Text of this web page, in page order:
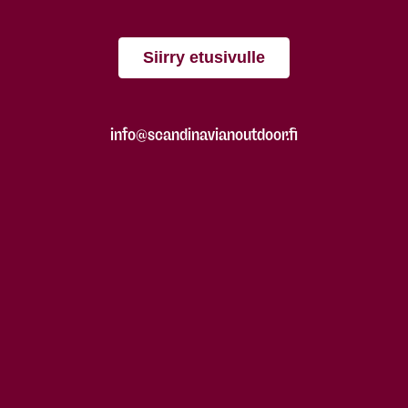
Siirry etusivulle
info@scandinavianoutdoor.fi